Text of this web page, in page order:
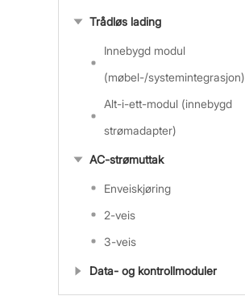
Trådløs lading
Innebygd modul
(møbel-/systemintegrasjon)
Alt-i-ett-modul (innebygd
strømadapter)
AC-strømuttak
Enveiskjøring
2-veis
3-veis
Data- og kontrollmoduler